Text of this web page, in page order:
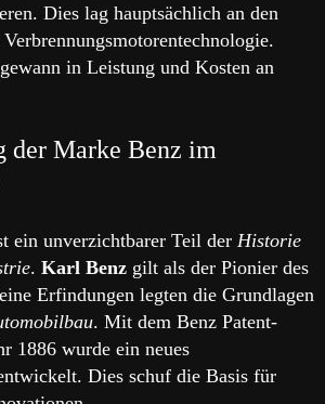
Dies lag hauptsächlich an den
in Leistung und Kosten an
der Marke Benz im
ein unverzichtbarer Teil der Historie
. Karl Benz gilt als der Pionier des
Erfindungen legten die Grundlagen
. Mit dem Benz Patent-
1886 wurde ein neues
Dies schuf die Basis für